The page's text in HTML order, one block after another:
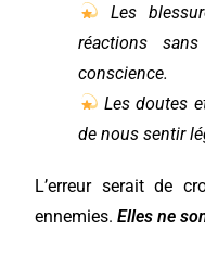
Les
réactions
conscience.
Les doutes
de nous sentir
L’erreur serait de
ennemies.Elles ne